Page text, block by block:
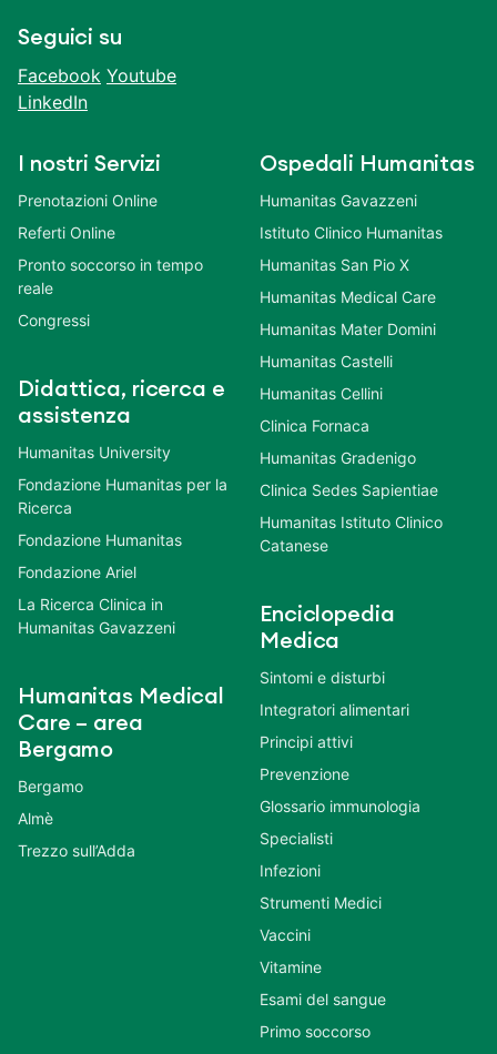
Seguici su
Facebook Youtube
LinkedIn
I nostri Servizi
Prenotazioni Online
Referti Online
Pronto soccorso in tempo
reale
Congressi
Didattica, ricerca e
assistenza
Humanitas University
Fondazione Humanitas per la
Ricerca
Fondazione Humanitas
Fondazione Ariel
La Ricerca Clinica in
Humanitas Gavazzeni
Humanitas Medical
Care – area
Bergamo
Bergamo
Almè
Trezzo sull’Adda
Ospedali Humanitas
Humanitas Gavazzeni
Istituto Clinico Humanitas
Humanitas San Pio X
Humanitas Medical Care
Humanitas Mater Domini
Humanitas Castelli
Humanitas Cellini
Clinica Fornaca
Humanitas Gradenigo
Clinica Sedes Sapientiae
Humanitas Istituto Clinico
Catanese
Enciclopedia
Medica
Sintomi e disturbi
Integratori alimentari
Principi attivi
Prevenzione
Glossario immunologia
Specialisti
Infezioni
Strumenti Medici
Vaccini
Vitamine
Esami del sangue
Primo soccorso